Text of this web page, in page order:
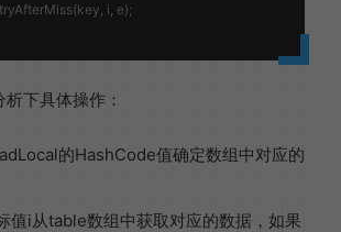
i, e);
下具体操作：
的HashCode值确定数组中对应的
值i从table数组中获取对应的数据，如果